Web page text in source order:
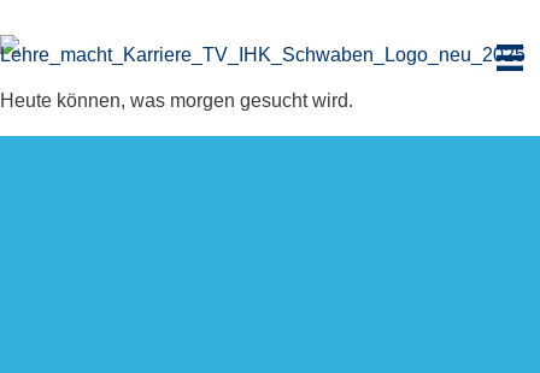
Inhalt
Heute können, was morgen gesucht wird.